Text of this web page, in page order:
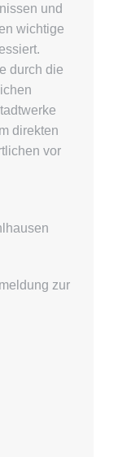
und
wichtige
durch die
direkten
vor
zur